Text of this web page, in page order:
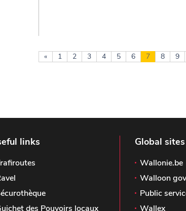
« 1 2 3 4 5 6 7 8 9
links
des Pouvoirs locaux
Global
Wallonie.be
Walloon
Public
Wallex